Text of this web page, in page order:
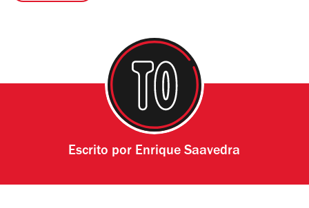
Escrito por Enrique Saavedra